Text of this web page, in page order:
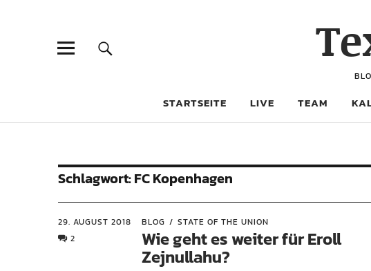
STARTSEITE LIVE TEAM
Schlagwort:FC Kopenhagen
29. AUGUST 2018
2
BLOG STATE OF THE UNION
Wie geht es weiter für Eroll
Zejnullahu?